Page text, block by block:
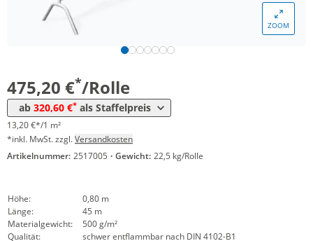
ZOOM
475,20 €*/Rolle
ab 320,60 €* als Staffelpreis
Menge
344,11 €
13,20 €*/1 m²
*inkl. MwSt. zzgl.Versandkosten
Artikelnummer: 2517005 · Gewicht: 22,5 kg/Rolle
Höhe:
0,80 m
Länge:
45 m
Materialgewicht:
500 g/m²
Qualität:
schwer entflammbar nach DIN 4102-B1